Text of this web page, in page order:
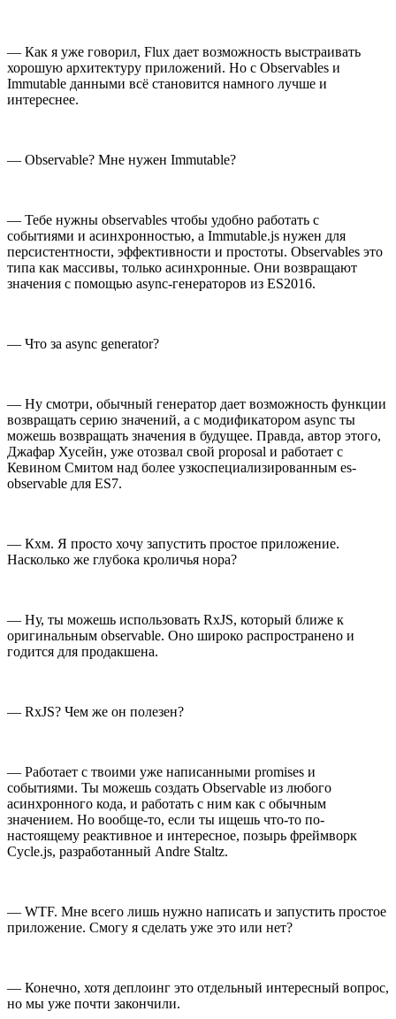
— Как я уже говорил, Flux дает возможность выстраивать
хорошую архитектуру приложений. Но с Observables и
Immutable данными всё становится намного лучше и
интереснее.
— Observable? Мне нужен Immutable?
— Тебе нужны observables чтобы удобно работать с
событиями и асинхронностью, а Immutable.js нужен для
персистентности, эффективности и простоты. Observables это
типа как массивы, только асинхронные. Они возвращают
значения с помощью async-генераторов из ES2016.
— Что за async generator?
— Ну смотри, обычный генератор дает возможность функции
возвращать серию значений, а с модификатором async ты
можешь возвращать значения в будущее. Правда, автор этого,
Джафар Хусейн, уже отозвал свой proposal и работает с
Кевином Смитом над более узкоспециализированным es-
observable для ES7.
— Кхм. Я просто хочу запустить простое приложение.
Насколько же глубока кроличья нора?
— Ну, ты можешь использовать RxJS, который ближе к
оригинальным observable. Оно широко распространено и
годится для продакшена.
— RxJS? Чем же он полезен?
— Работает с твоими уже написанными promises и
событиями. Ты можешь создать Observable из любого
асинхронного кода, и работать с ним как с обычным
значением. Но вообще-то, если ты ищешь что-то по-
настоящему реактивное и интересное, позырь фреймворк
Cycle.js, разработанный Andre Staltz.
— WTF. Мне всего лишь нужно написать и запустить простое
приложение. Смогу я сделать уже это или нет?
— Конечно, хотя деплоинг это отдельный интересный вопрос,
но мы уже почти закончили.